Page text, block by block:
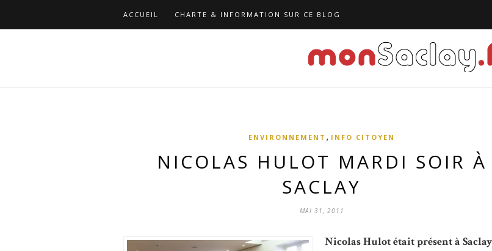
ACCUEIL CHARTE & INFORMATION SUR CE BLOG
ENVIRONNEMENT , INFO CITOYEN
NICOLAS HULOT MARDI SOIR À
SACLAY
MAI 31, 2011
Nicolas Hulot était présent à Saclay